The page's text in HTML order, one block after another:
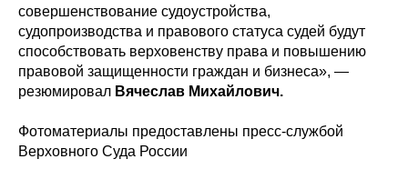
совершенствование судоустройства,
судопроизводства и правового статуса судей будут
способствовать верховенству права и повышению
правовой защищенности граждан и бизнеса», —
резюмировал Вячеслав Михайлович.
Фотоматериалы предоставлены пресс-службой
Верховного Суда России